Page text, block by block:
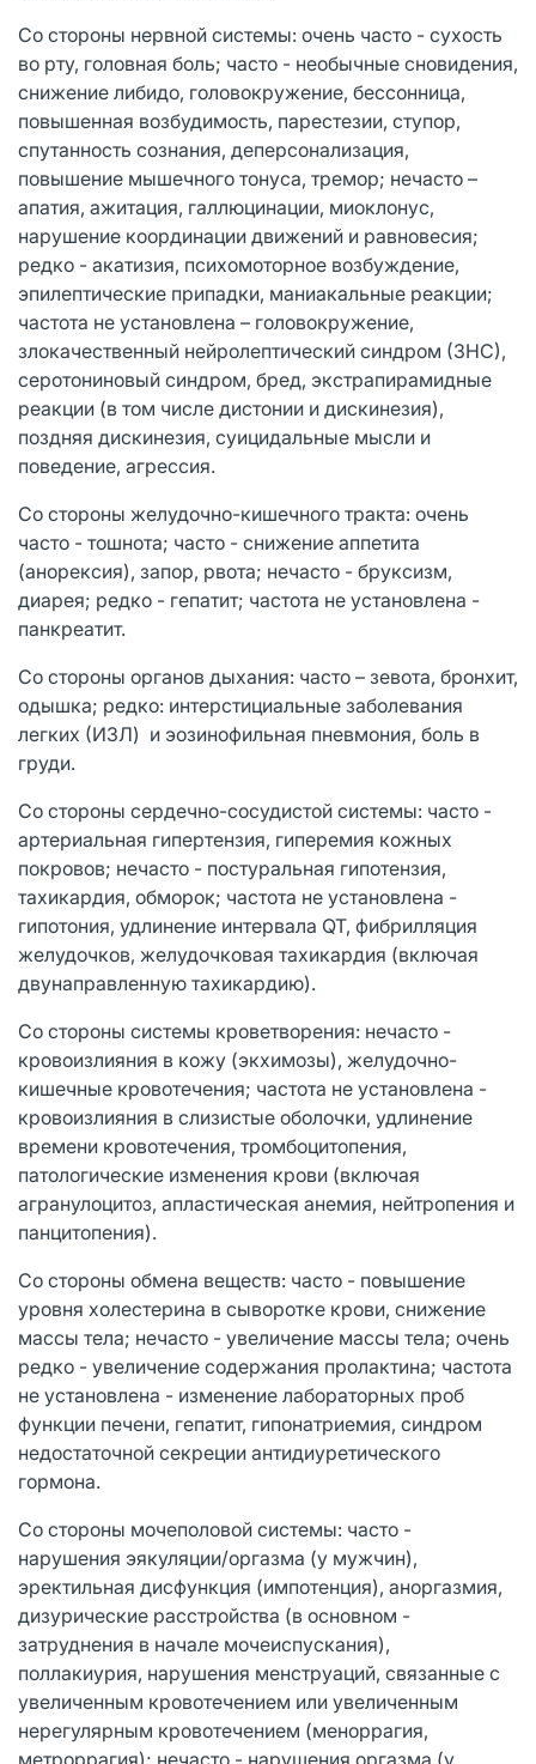
Со стороны нервной системы: очень часто - сухость
во рту, головная боль; часто - необычные сновидения,
снижение либидо, головокружение, бессонница,
повышенная возбудимость, парестезии, ступор,
спутанность сознания, деперсонализация,
повышение мышечного тонуса, тремор; нечасто –
апатия, ажитация, галлюцинации, миоклонус,
нарушение координации движений и равновесия;
редко - акатизия, психомоторное возбуждение,
эпилептические припадки, маниакальные реакции;
частота не установлена – головокружение,
злокачественный нейролептический синдром (ЗНС),
серотониновый синдром, бред, экстрапирамидные
реакции (в том числе дистонии и дискинезия),
поздняя дискинезия, суицидальные мысли и
поведение, агрессия.
Со стороны желудочно-кишечного тракта: очень
часто - тошнота; часто - снижение аппетита
(анорексия), запор, рвота; нечасто - бруксизм,
диарея; редко - гепатит; частота не установлена -
панкреатит.
Со стороны органов дыхания: часто – зевота, бронхит,
одышка; редко: интерстициальные заболевания
легких (ИЗЛ) и эозинофильная пневмония, боль в
груди.
Со стороны сердечно-сосудистой системы: часто -
артериальная гипертензия, гиперемия кожных
покровов; нечасто - постуральная гипотензия,
тахикардия, обморок; частота не установлена -
гипотония, удлинение интервала QT, фибрилляция
желудочков, желудочковая тахикардия (включая
двунаправленную тахикардию).
Со стороны системы кроветворения: нечасто -
кровоизлияния в кожу (экхимозы), желудочно-
кишечные кровотечения; частота не установлена -
кровоизлияния в слизистые оболочки, удлинение
времени кровотечения, тромбоцитопения,
патологические изменения крови (включая
агранулоцитоз, апластическая анемия, нейтропения и
панцитопения).
Со стороны обмена веществ: часто - повышение
уровня холестерина в сыворотке крови, снижение
массы тела; нечасто - увеличение массы тела; очень
редко - увеличение содержания пролактина; частота
не установлена - изменение лабораторных проб
функции печени, гепатит, гипонатриемия, синдром
недостаточной секреции антидиуретического
гормона.
Со стороны мочеполовой системы: часто -
нарушения эякуляции/оргазма (у мужчин),
эректильная дисфункция (импотенция), аноргазмия,
дизурические расстройства (в основном -
затруднения в начале мочеиспускания),
поллакиурия, нарушения менструаций, связанные с
увеличенным кровотечением или увеличенным
нерегулярным кровотечением (меноррагия,
метроррагия); нечасто - нарушения оргазма (у